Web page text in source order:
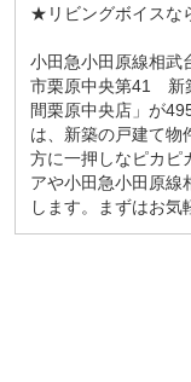
★リビングボイスな
小田急小田原線相武
市栗原中央第41 新
間栗原中央店」が
は、新築の戸建て物
方に一押しなピカピ
アや小田急小田原線
します。まずはお気